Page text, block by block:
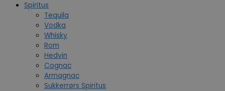
Spiritus
Tequila
Vodka
Whisky
Rom
Hedvin
Cognac
Armagnac
Sukkerrørs Spiritus